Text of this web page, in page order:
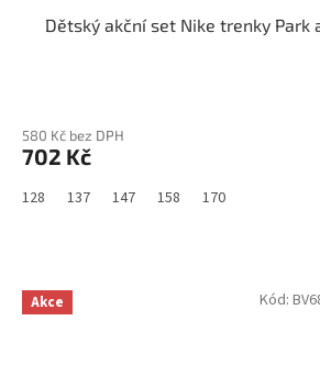
Dětský akční set Nike trenky Park
580 Kč bez DPH
702 Kč
128 137 147 158 170
Akce Kód: